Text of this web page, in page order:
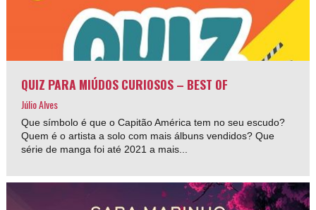
QUIZ PARA MIÚDOS CURIOSOS – BEST OF
Júlio Alves
Que símbolo é que o Capitão América tem no seu escudo?
Quem é o artista a solo com mais álbuns vendidos? Que
série de manga foi até 2021 a mais...